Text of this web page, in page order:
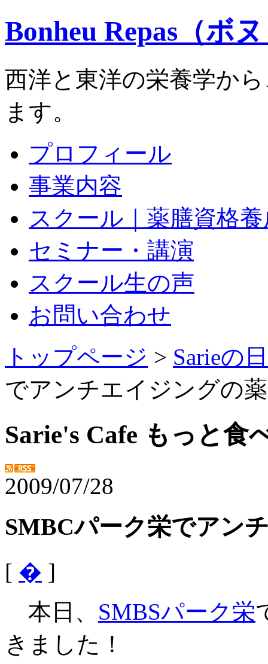
Bonheu Repas（ボ
西洋と東洋の栄養学か
ます。
プロフィール
事業内容
スクール｜薬膳資格
セミナー・講演
スクール生の声
お問い合わせ
トップページ > Sarieの
でアンチエイジングの
Sarie's Cafe もっと食
2009/07/28
SMBCパーク栄でアン
[ � ]
本日、 SMBSパーク栄
きました！